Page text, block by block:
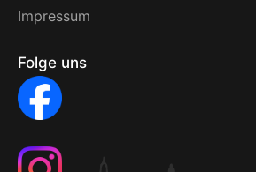
Impressum
Folge uns